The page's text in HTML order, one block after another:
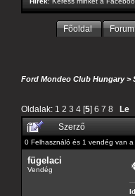
Főoldal Forum
Ford Mondeo Club Hungary>
Oldalak: 1 2 3 4 [5] 6 7 8
Le
Szerző
0 Felhasználó és 1 vendég van a
fügelaci
Vendég